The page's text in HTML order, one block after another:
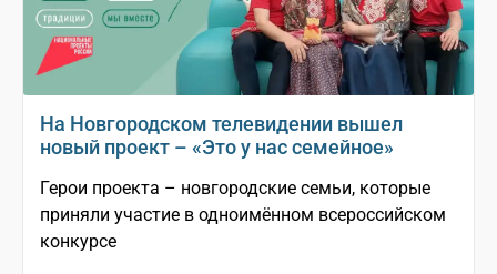
На Новгородском телевидении вышел
новый проект – «Это у нас семейное»
Герои проекта – новгородские семьи, которые
приняли участие в одноимённом всероссийском
конкурсе